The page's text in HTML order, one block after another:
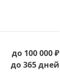
до 100 000 ₽
до 365 дней